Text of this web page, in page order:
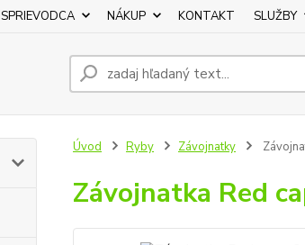
SPRIEVODCA NÁKUP KONTAKT SLUŽBY
Úvod Ryby Závojnatky
Závojnatka Red